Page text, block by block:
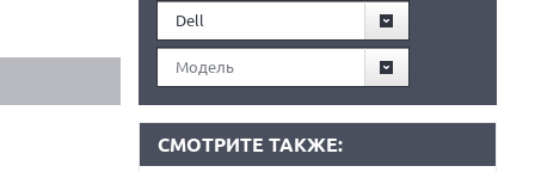
Dell
Модель
СМОТРИТЕ ТАКЖЕ: